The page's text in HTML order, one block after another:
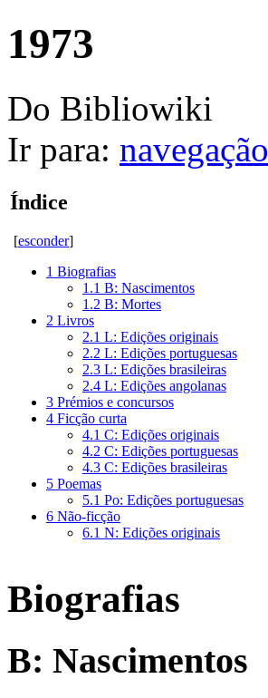
1973
Do Bibliowiki
Ir para: navegação
Índice
[esconder]
1 Biografias
1.1 B: Nascimentos
1.2 B: Mortes
2 Livros
2.1 L: Edições originais
2.2 L: Edições portuguesas
2.3 L: Edições brasileiras
2.4 L: Edições angolanas
3 Prémios e concursos
4 Ficção curta
4.1 C: Edições originais
4.2 C: Edições portuguesas
4.3 C: Edições brasileiras
5 Poemas
5.1 Po: Edições portuguesas
6 Não-ficção
6.1 N: Edições originais
Biografias
B: Nascimentos